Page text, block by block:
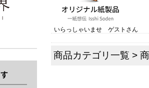
いらっしゃいませ ゲストさん
商品カテゴリ一覧 >